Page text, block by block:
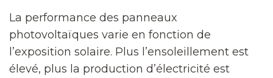
La performance des panneaux
photovoltaïques varie en fonction de
l’exposition solaire. Plus l’ensoleillement est
élevé, plus la production d’électricité est